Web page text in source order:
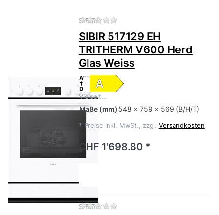
SIBIR Zu diesem Produkt liegen
SIBIR 517129 EH
TRITHERM V600 Herd
Glas Weiss
Vielseit…
Maße (mm) 548 x 759 x 569 (B/H/T)
* Preise inkl. MwSt., zzgl. Versandkosten
CHF 1'698.80 *
SIBIR Zu diesem Produkt liegen